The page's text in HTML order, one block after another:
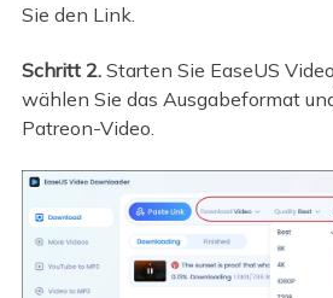
Sie den Link.
Schritt 2.Starten Sie EaseUS
wählen Sie das Ausgabeformat
Patreon-Video.